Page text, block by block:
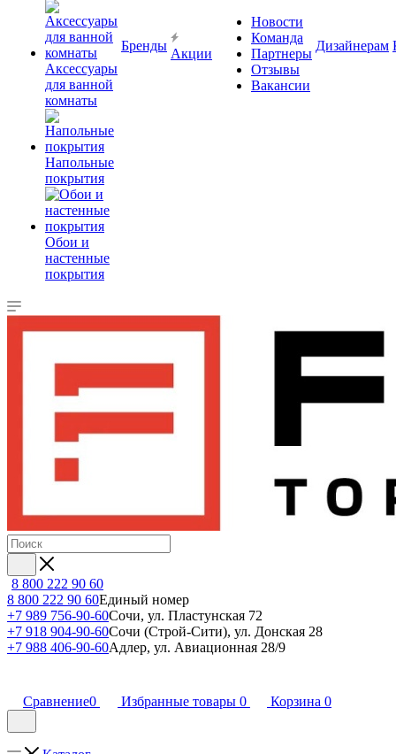
Аксессуары
для ванной
комнаты
Напольные
покрытия
Обои и
настенные
покрытия
Бренды
Акции
Новости
Команда
Партнеры
Отзывы
Вакансии
Дизайнерам
8 800 222 90 60
8 800 222 90 60Единый номер
+7 989 756-90-60Сочи, ул. Пластунская 72
+7 918 904-90-60Сочи (Строй-Сити), ул. Донская 28
+7 988 406-90-60Адлер, ул. Авиационная 28/9
Сравнение0 Избранные товары 0 Корзина 0